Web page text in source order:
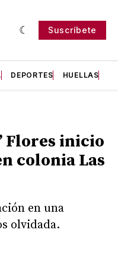
Suscríbete
DEPORTES HUELLAS
Flores inicio
colonia Las
en una
olvidada.